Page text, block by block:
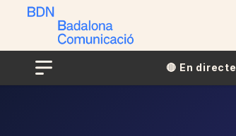
Menu
🔴​​ En directe